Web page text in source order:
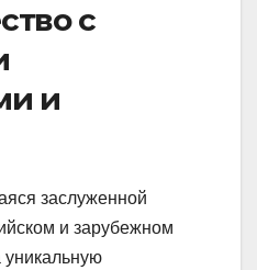
с
и
заслуженной
и зарубежном